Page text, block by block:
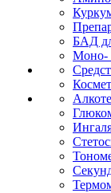
БАД
Моно-